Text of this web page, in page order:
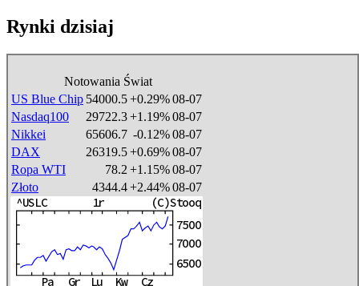
Rynki dzisiaj
Notowania Świat
US Blue Chip 54000.5+0.29%08-07
Nasdaq100
29722.3+1.19%08-07
Nikkei
65606.7 -0.12%08-07
DAX
26319.5+0.69%08-07
Ropa WTI
78.2 +1.15%08-07
Złoto
4344.4+2.44%08-07